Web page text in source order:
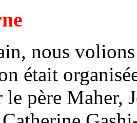
nous
était
le père Maher,